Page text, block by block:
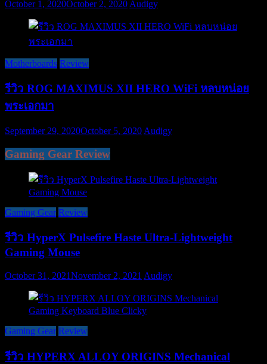
October 1, 2020October 2, 2020 Audigy
Motherboards Review
รีวิว ROG MAXIMUS XII HERO WiFi หลบหน่อย
พระเอกมา
September 29, 2020October 5, 2020 Audigy
Gaming Gear Review
Gaming Gear Review
รีวิว HyperX Pulsefire Haste Ultra-Lightweight
Gaming Mouse
October 31, 2021November 2, 2021 Audigy
Gaming Gear Review
รีวิว HYPERX ALLOY ORIGINS Mechanical